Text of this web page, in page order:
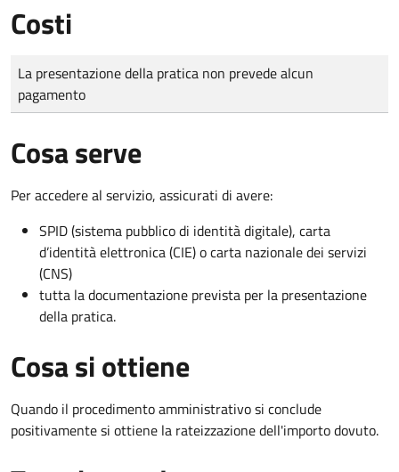
Costi
Tipo di pagamento
Importo
La presentazione della pratica non prevede alcun
pagamento
Cosa serve
Per accedere al servizio, assicurati di avere:
SPID (sistema pubblico di identità digitale), carta
d’identità elettronica (CIE) o carta nazionale dei servizi
(CNS)
tutta la documentazione prevista per la presentazione
della pratica.
Cosa si ottiene
Quando il procedimento amministrativo si conclude
positivamente si ottiene la rateizzazione dell'importo dovuto.